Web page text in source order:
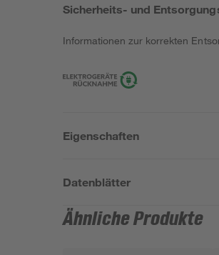
Sicherheits- und
Informationen zur korrekten
Eigenschaften
Datenblätter
Ähnliche Produkte